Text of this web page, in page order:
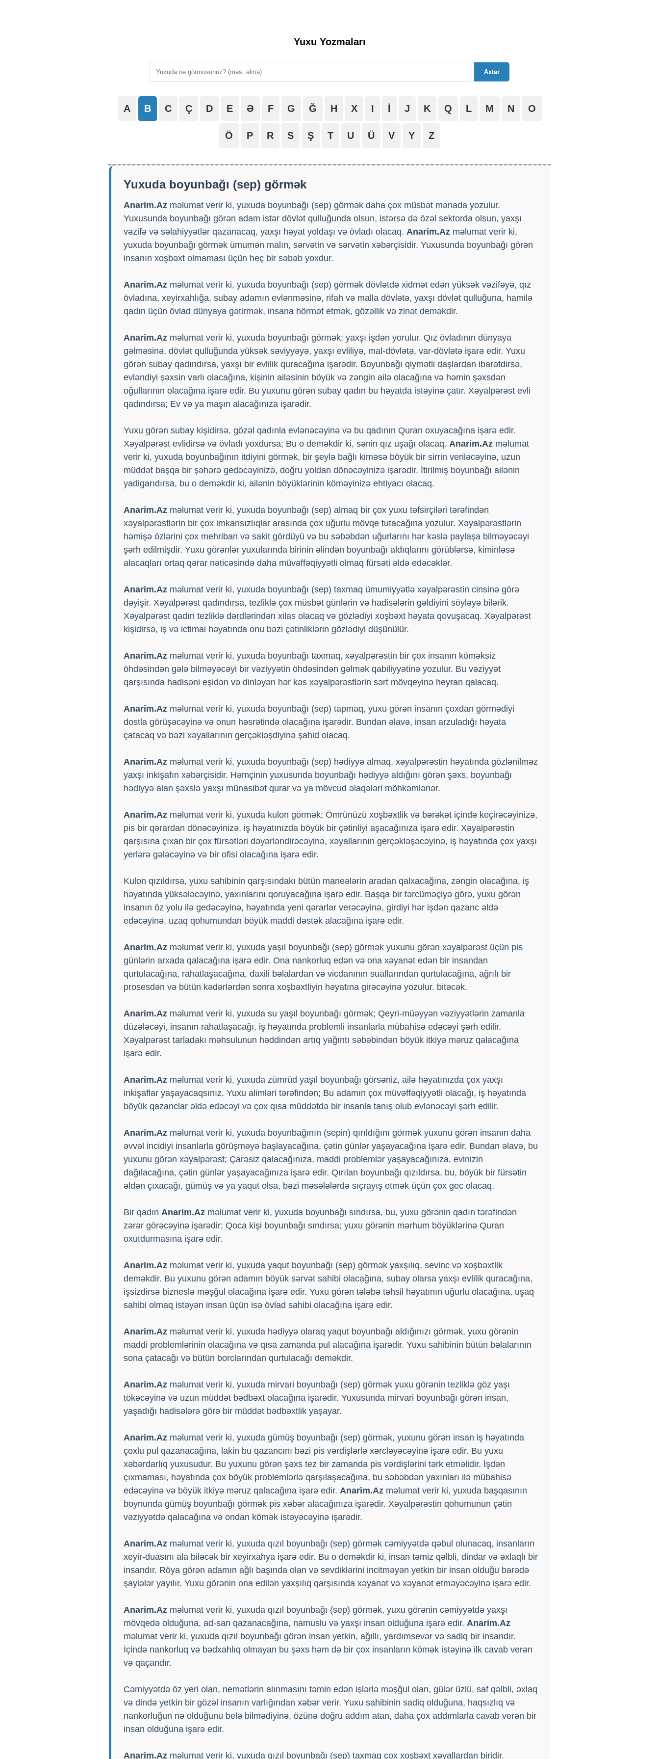
Yuxu Yozmaları
Axtar
A B C Ç D E Ə F G Ğ H X I İ J K Q L M N O
Ö P R S Ş T U Ü V Y Z
Yuxuda boyunbağı (sep) görmək
Anarim.Az məlumat verir ki, yuxuda boyunbağı (sep) görmək daha çox müsbət mənada yozulur.
Yuxusunda boyunbağı görən adam istər dövlət qulluğunda olsun, istərsə də özəl sektorda olsun, yaxşı
vəzifə və səlahiyyətlər qazanacaq, yaxşı həyat yoldaşı və övladı olacaq. Anarim.Az məlumat verir ki,
yuxuda boyunbağı görmək ümumən malın, sərvətin və sərvətin xəbərçisidir. Yuxusunda boyunbağı görən
insanın xoşbəxt olmaması üçün heç bir səbəb yoxdur.
Anarim.Az məlumat verir ki, yuxuda boyunbağı (sep) görmək dövlətdə xidmət edən yüksək vəzifəyə, qız
övladına, xeyirxahlığa, subay adamın evlənməsinə, rifah və malla dövlətə, yaxşı dövlət qulluğuna, hamilə
qadın üçün övlad dünyaya gətirmək, insana hörmət etmək, gözəllik və zinət deməkdir.
Anarim.Az məlumat verir ki, yuxuda boyunbağı görmək; yaxşı işdən yorulur. Qız övladının dünyaya
gəlməsinə, dövlət qulluğunda yüksək səviyyəyə, yaxşı evliliyə, mal-dövlətə, var-dövlətə işarə edir. Yuxu
görən subay qadındırsa, yaxşı bir evlilik quracağına işarədir. Boyunbağı qiymətli daşlardan ibarətdirsə,
evləndiyi şəxsin varlı olacağına, kişinin ailəsinin böyük və zəngin ailə olacağına və həmin şəxsdən
oğullarının olacağına işarə edir. Bu yuxunu görən subay qadın bu həyatda istəyinə çatır. Xəyalpərəst evli
qadındırsa; Ev və ya maşın alacağınıza işarədir.
Yuxu görən subay kişidirsə, gözəl qadınla evlənəcəyinə və bu qadının Quran oxuyacağına işarə edir.
Xəyalpərəst evlidirsə və övladı yoxdursa; Bu o deməkdir ki, sənin qız uşağı olacaq. Anarim.Az məlumat
verir ki, yuxuda boyunbağının itdiyini görmək, bir şeylə bağlı kiməsə böyük bir sirrin veriləcəyinə, uzun
müddət başqa bir şəhərə gedəcəyinizə, doğru yoldan dönəcəyinizə işarədir. İtirilmiş boyunbağı ailənin
yadigarıdırsa, bu o deməkdir ki, ailənin böyüklərinin köməyinizə ehtiyacı olacaq.
Anarim.Az məlumat verir ki, yuxuda boyunbağı (sep) almaq bir çox yuxu təfsirçiləri tərəfindən
xəyalpərəstlərin bir çox imkansızlıqlar arasında çox uğurlu mövqe tutacağına yozulur. Xəyalpərəstlərin
həmişə özlərini çox mehriban və sakit gördüyü və bu səbəbdən uğurlarını hər kəslə paylaşa bilməyəcəyi
şərh edilmişdir. Yuxu görənlər yuxularında birinin əlindən boyunbağı aldıqlarını görüblərsə, kiminləsə
alacaqları ortaq qərar nəticəsində daha müvəffəqiyyətli olmaq fürsəti əldə edəcəklər.
Anarim.Az məlumat verir ki, yuxuda boyunbağı (sep) taxmaq ümumiyyətlə xəyalpərəstin cinsinə görə
dəyişir. Xəyalpərəst qadındırsa, tezliklə çox müsbət günlərin və hadisələrin gəldiyini söyləyə bilərik.
Xəyalpərəst qadın tezliklə dərdlərindən xilas olacaq və gözlədiyi xoşbəxt həyata qovuşacaq. Xəyalpərəst
kişidirsə, iş və ictimai həyatında onu bəzi çətinliklərin gözlədiyi düşünülür.
Anarim.Az məlumat verir ki, yuxuda boyunbağı taxmaq, xəyalpərəstin bir çox insanın köməksiz
öhdəsindən gələ bilməyəcəyi bir vəziyyətin öhdəsindən gəlmək qabiliyyətinə yozulur. Bu vəziyyət
qarşısında hadisəni eşidən və dinləyən hər kəs xəyalpərəstlərin sərt mövqeyinə heyran qalacaq.
Anarim.Az məlumat verir ki, yuxuda boyunbağı (sep) tapmaq, yuxu görən insanın çoxdan görmədiyi
dostla görüşəcəyinə və onun həsrətində olacağına işarədir. Bundan əlavə, insan arzuladığı həyata
çatacaq və bəzi xəyallarının gerçəkləşdiyinə şahid olacaq.
Anarim.Az məlumat verir ki, yuxuda boyunbağı (sep) hədiyyə almaq, xəyalpərəstin həyatında gözlənilməz
yaxşı inkişafın xəbərçisidir. Həmçinin yuxusunda boyunbağı hədiyyə aldığını görən şəxs, boyunbağı
hədiyyə alan şəxslə yaxşı münasibət qurar və ya mövcud əlaqələri möhkəmlənər.
Anarim.Az məlumat verir ki, yuxuda kulon görmək; Ömrünüzü xoşbəxtlik və bərəkət içində keçirəcəyinizə,
pis bir qərardan dönəcəyinizə, iş həyatınızda böyük bir çətinliyi aşacağınıza işarə edir. Xəyalpərəstin
qarşısına çıxan bir çox fürsətləri dəyərləndirəcəyinə, xəyallarının gerçəkləşəcəyinə, iş həyatında çox yaxşı
yerlərə gələcəyinə və bir ofisi olacağına işarə edir.
Kulon qızıldırsa, yuxu sahibinin qarşısındakı bütün maneələrin aradan qalxacağına, zəngin olacağına, iş
həyatında yüksələcəyinə, yaxınlarını qoruyacağına işarə edir. Başqa bir tərcüməçiyə görə, yuxu görən
insanın öz yolu ilə gedəcəyinə, həyatında yeni qərarlar verəcəyinə, girdiyi hər işdən qazanc əldə
edəcəyinə, uzaq qohumundan böyük maddi dəstək alacağına işarə edir.
Anarim.Az məlumat verir ki, yuxuda yaşıl boyunbağı (sep) görmək yuxunu görən xəyalpərəst üçün pis
günlərin arxada qalacağına işarə edir. Ona nankorluq edən və ona xəyanət edən bir insandan
qurtulacağına, rahatlaşacağına, daxili bəlalardan və vicdanının suallarından qurtulacağına, ağrılı bir
prosesdən və bütün kədərlərdən sonra xoşbəxtliyin həyatına girəcəyinə yozulur. bitəcək.
Anarim.Az məlumat verir ki, yuxuda su yaşıl boyunbağı görmək; Qeyri-müəyyən vəziyyətlərin zamanla
düzələcəyi, insanın rahatlaşacağı, iş həyatında problemli insanlarla mübahisə edəcəyi şərh edilir.
Xəyalpərəst tarladakı məhsulunun həddindən artıq yağıntı səbəbindən böyük itkiyə məruz qalacağına
işarə edir.
Anarim.Az məlumat verir ki, yuxuda zümrüd yaşıl boyunbağı görsəniz, ailə həyatınızda çox yaxşı
inkişaflar yaşayacaqsınız. Yuxu alimləri tərəfindən; Bu adamın çox müvəffəqiyyətli olacağı, iş həyatında
böyük qazanclar əldə edəcəyi və çox qısa müddətdə bir insanla tanış olub evlənəcəyi şərh edilir.
Anarim.Az məlumat verir ki, yuxuda boyunbağının (sepin) qırıldığını görmək yuxunu görən insanın daha
əvvəl incidiyi insanlarla görüşməyə başlayacağına, çətin günlər yaşayacağına işarə edir. Bundan əlavə, bu
yuxunu görən xəyalpərəst; Çarəsiz qalacağınıza, maddi problemlər yaşayacağınıza, evinizin
dağılacağına, çətin günlər yaşayacağınıza işarə edir. Qırılan boyunbağı qızıldırsa, bu, böyük bir fürsətin
əldən çıxacağı, gümüş və ya yaqut olsa, bəzi məsələlərdə sıçrayış etmək üçün çox gec olacaq.
Bir qadın Anarim.Az məlumat verir ki, yuxuda boyunbağı sındırsa, bu, yuxu görənin qadın tərəfindən
zərər görəcəyinə işarədir; Qoca kişi boyunbağı sındırsa; yuxu görənin mərhum böyüklərinə Quran
oxutdurmasına işarə edir.
Anarim.Az məlumat verir ki, yuxuda yaqut boyunbağı (sep) görmək yaxşılıq, sevinc və xoşbəxtlik
deməkdir. Bu yuxunu görən adamın böyük sərvət sahibi olacağına, subay olarsa yaxşı evlilik quracağına,
işsizdirsə bizneslə məşğul olacağına işarə edir. Yuxu görən tələbə təhsil həyatının uğurlu olacağına, uşaq
sahibi olmaq istəyən insan üçün isə övlad sahibi olacağına işarə edir.
Anarim.Az məlumat verir ki, yuxuda hədiyyə olaraq yaqut boyunbağı aldığınızı görmək, yuxu görənin
maddi problemlərinin olacağına və qısa zamanda pul alacağına işarədir. Yuxu sahibinin bütün bəlalarının
sona çatacağı və bütün borclarından qurtulacağı deməkdir.
Anarim.Az məlumat verir ki, yuxuda mirvari boyunbağı (sep) görmək yuxu görənin tezliklə göz yaşı
tökəcəyinə və uzun müddət bədbəxt olacağına işarədir. Yuxusunda mirvari boyunbağı görən insan,
yaşadığı hadisələrə görə bir müddət bədbəxtlik yaşayar.
Anarim.Az məlumat verir ki, yuxuda gümüş boyunbağı (sep) görmək, yuxunu görən insan iş həyatında
çoxlu pul qazanacağına, lakin bu qazancını bəzi pis vərdişlərlə xərcləyəcəyinə işarə edir. Bu yuxu
xəbərdarlıq yuxusudur. Bu yuxunu görən şəxs tez bir zamanda pis vərdişlərini tərk etməlidir. İşdən
çıxmaması, həyatında çox böyük problemlərlə qarşılaşacağına, bu səbəbdən yaxınları ilə mübahisə
edəcəyinə və böyük itkiyə məruz qalacağına işarə edir. Anarim.Az məlumat verir ki, yuxuda başqasının
boynunda gümüş boyunbağı görmək pis xəbər alacağınıza işarədir. Xəyalpərəstin qohumunun çətin
vəziyyətdə qalacağına və ondan kömək istəyəcəyinə işarədir.
Anarim.Az məlumat verir ki, yuxuda qızıl boyunbağı (sep) görmək cəmiyyətdə qəbul olunacaq, insanların
xeyir-duasını ala biləcək bir xeyirxahya işarə edir. Bu o deməkdir ki, insan təmiz qəlbli, dindar və əxlaqlı bir
insandır. Röya görən adamın ağlı başında olan və sevdiklərini incitməyən yetkin bir insan olduğu barədə
şayiələr yayılır. Yuxu görənin ona edilən yaxşılıq qarşısında xəyanət və xəyanət etməyəcəyinə işarə edir.
Anarim.Az məlumat verir ki, yuxuda qızıl boyunbağı (sep) görmək, yuxu görənin cəmiyyətdə yaxşı
mövqedə olduğuna, ad-san qazanacağına, namuslu və yaxşı insan olduğuna işarə edir. Anarim.Az
məlumat verir ki, yuxuda qızıl boyunbağı görən insan yetkin, ağıllı, yardımsevər və sadiq bir insandır.
İçində nankorluq və bədxahlıq olmayan bu şəxs həm də bir çox insanların kömək istəyinə ilk cavab verən
və qaçandır.
Cəmiyyətdə öz yeri olan, nemətlərin alınmasını təmin edən işlərlə məşğul olan, gülər üzlü, saf qəlbli, əxlaq
və dində yetkin bir gözəl insanın varlığından xəbər verir. Yuxu sahibinin sadiq olduğuna, haqsızlıq və
nankorluğun nə olduğunu belə bilmədiyinə, özünə doğru addım atan, daha çox addımlarla cavab verən bir
insan olduğuna işarə edir.
Anarim.Az məlumat verir ki, yuxuda qızıl boyunbağı (sep) taxmaq çox xoşbəxt xəyallardan biridir.